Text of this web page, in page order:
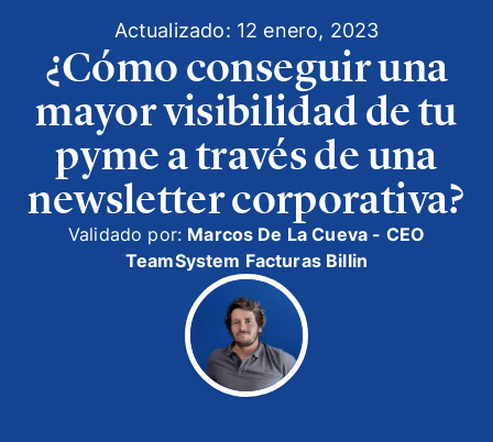
Actualizado: 12 enero, 2023
¿Cómo conseguir una
mayor visibilidad de tu
pyme a través de una
newsletter corporativa?
Validado por: Marcos De La Cueva - CEO
TeamSystem Facturas Billin